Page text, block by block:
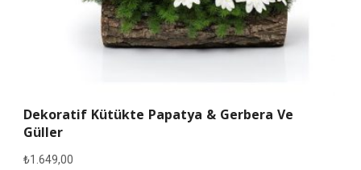
Dekoratif Kütükte Papatya & Gerbera Ve
Güller
₺1.649,00